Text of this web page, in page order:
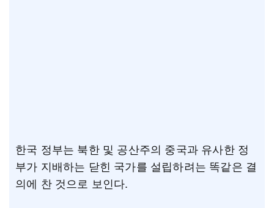
한국 정부는 북한 및 공산주의 중국과 유사한 정
부가 지배하는 닫힌 국가를 설립하려는 똑같은 결
의에 찬 것으로 보인다.